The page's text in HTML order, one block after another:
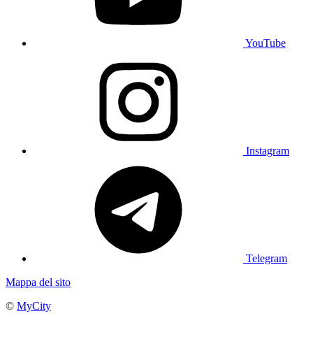
YouTube
Instagram
Telegram
Mappa del sito
© MyCity